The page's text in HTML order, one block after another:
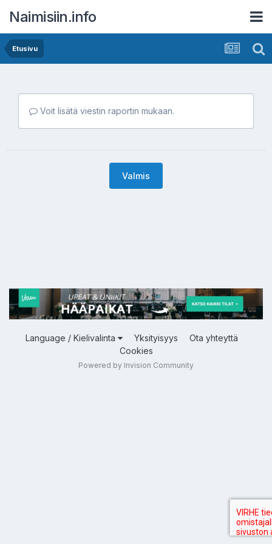
Naimisiin.info
Etusivu
Voit lisätä viestin raportin mukaan.
Valmis
Language / Kielivalinta Yksityisyys
Ota yhteyttä
Cookies
Powered by Invision Community